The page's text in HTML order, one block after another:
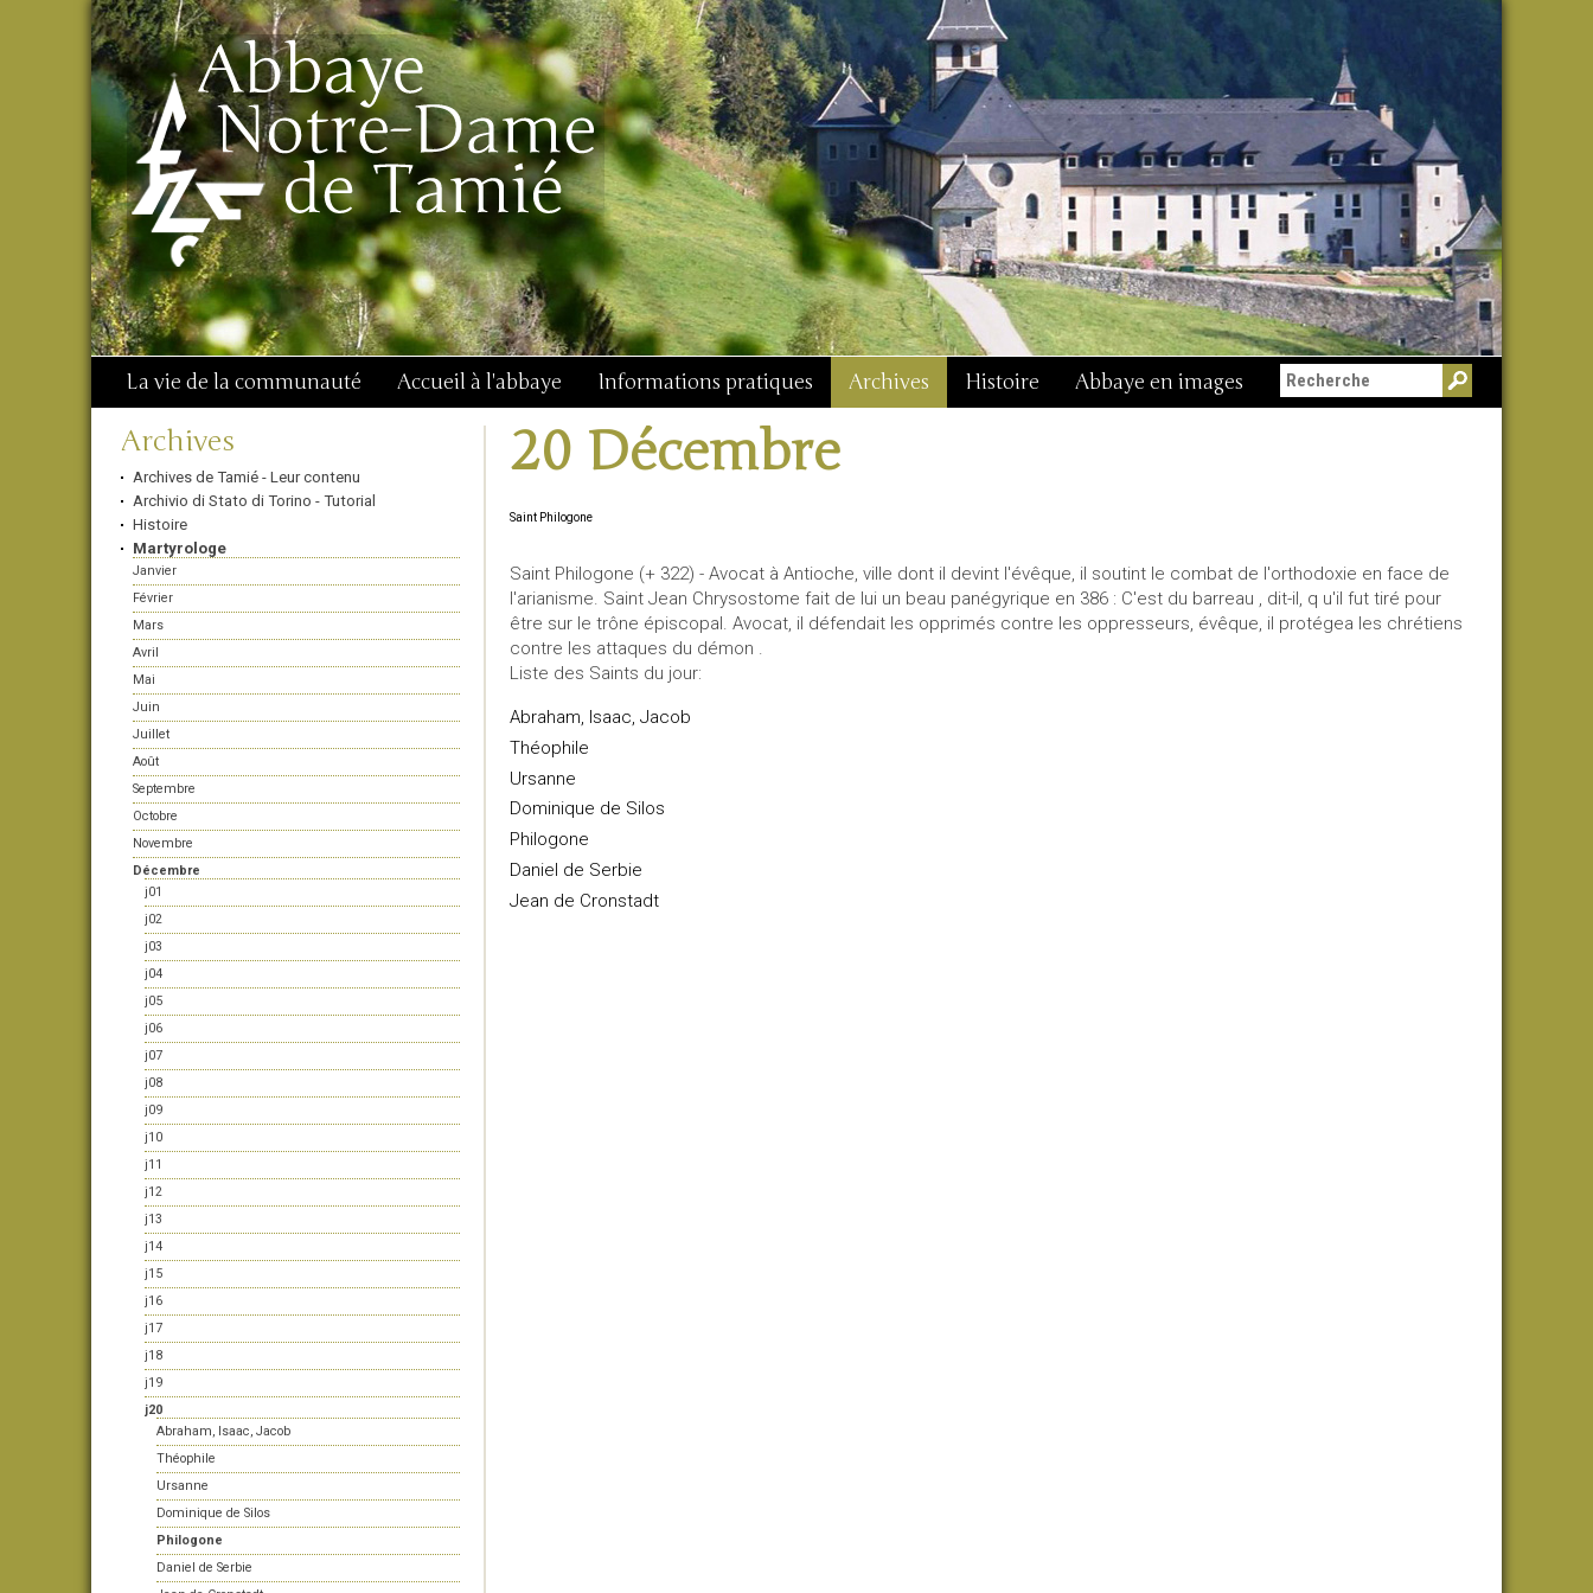
Aller
au
contenu.
|
Aller
à
navigation
Outils
personnels
Chercher par
Recherche
avancée…
La vie de la communauté Accueil à l'abbaye Informations pratiques Archives Histoire Abbaye en images
Navigation
Archives
Archives de Tamié - Leur contenu
Archivio di Stato di Torino - Tutorial
Histoire
Martyrologe
Janvier
Février
Mars
Avril
Mai
Juin
Juillet
Août
Septembre
Octobre
Novembre
Décembre
j01
j02
j03
j04
j05
j06
j07
j08
j09
j10
j11
j12
j13
j14
j15
j16
j17
j18
j19
j20
Abraham, Isaac, Jacob
Théophile
Ursanne
Dominique de Silos
Philogone
Daniel de Serbie
20 Décembre
Saint Philogone
Saint Philogone (+ 322) - Avocat à Antioche, ville dont il devint l'évêque, il soutint le combat de l'orthodoxie en face de
l'arianisme. Saint Jean Chrysostome fait de lui un beau panégyrique en 386 : C'est du barreau , dit-il, q u'il fut tiré pour
être sur le trône épiscopal. Avocat, il défendait les opprimés contre les oppresseurs, évêque, il protégea les chrétiens
contre les attaques du démon .
Liste des Saints du jour:
Abraham, Isaac, Jacob
Théophile
Ursanne
Dominique de Silos
Philogone
Daniel de Serbie
Jean de Cronstadt